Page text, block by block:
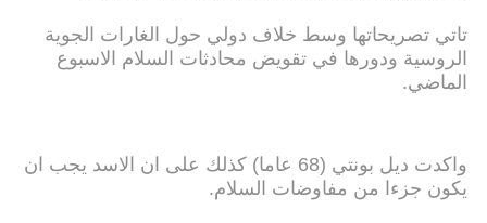
تاتي تصريحاتها وسط خلاف دولي حول الغارات الجوية
الروسية ودورها في تقويض محادثات السلام الاسبوع
الماضي.
واكدت ديل بونتي (68 عاما) كذلك على ان الاسد يجب ان
يكون جزءا من مفاوضات السلام.